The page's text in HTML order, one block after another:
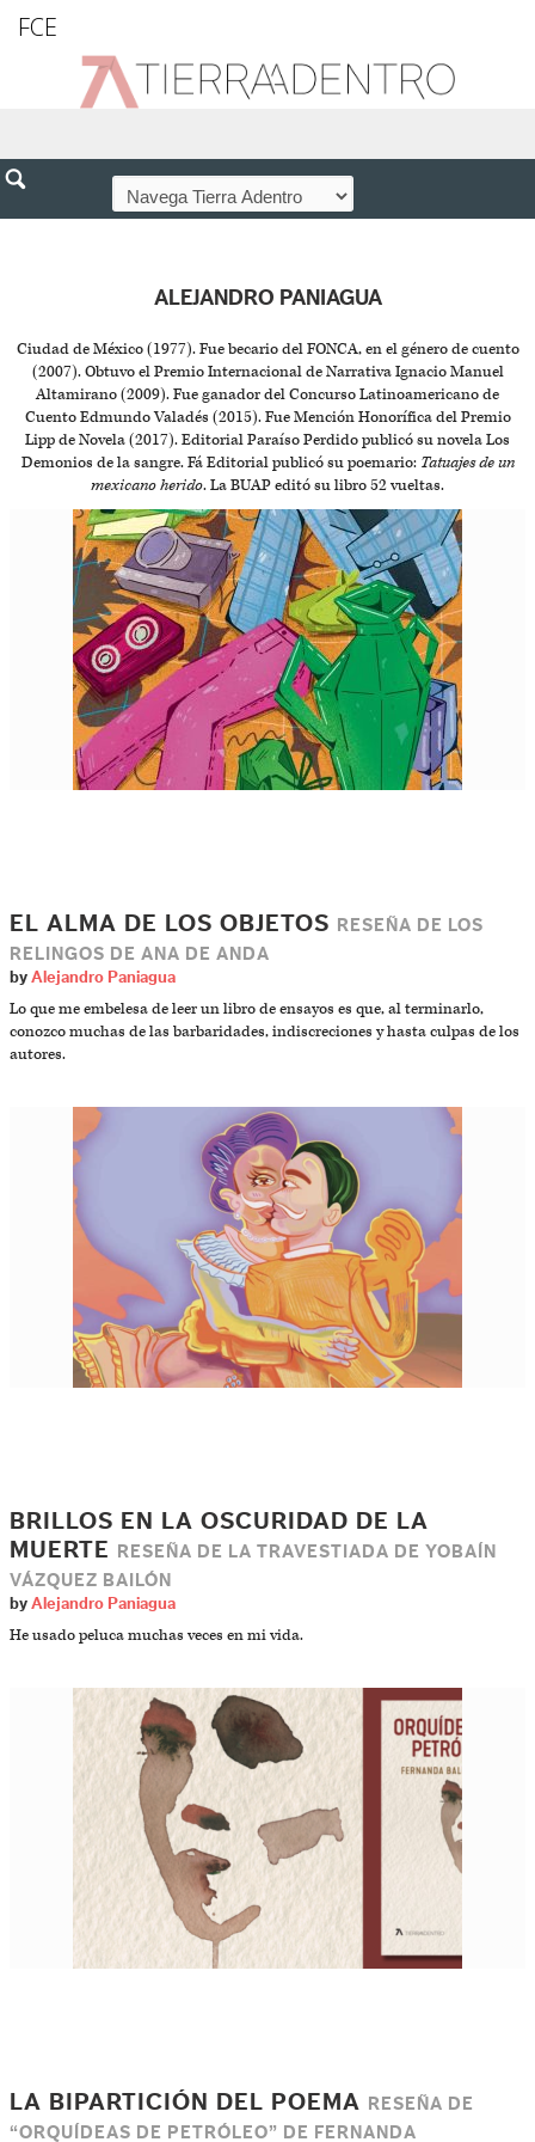
FCE
ALEJANDRO PANIAGUA
Ciudad de México (1977). Fue becario del FONCA, en el género de cuento
(2007). Obtuvo el Premio Internacional de Narrativa Ignacio Manuel
Altamirano (2009). Fue ganador del Concurso Latinoamericano de
Cuento Edmundo Valadés (2015). Fue Mención Honorífica del Premio
Lipp de Novela (2017). Editorial Paraíso Perdido publicó su novela Los
Demonios de la sangre. Fá Editorial publicó su poemario: Tatuajes de un
mexicano herido. La BUAP editó su libro 52 vueltas.
EL ALMA DE LOS OBJETOS
RESEÑA DE LOS
RELINGOS DE ANA DE ANDA
by Alejandro Paniagua
Lo que me embelesa de leer un libro de ensayos es que, al terminarlo,
conozco muchas de las barbaridades, indiscreciones y hasta culpas de los
autores.
BRILLOS EN LA OSCURIDAD DE LA
MUERTE
RESEÑA DE LA TRAVESTIADA DE YOBAÍN
VÁZQUEZ BAILÓN
by Alejandro Paniagua
He usado peluca muchas veces en mi vida.
LA BIPARTICIÓN DEL POEMA
RESEÑA DE
“ORQUÍDEAS DE PETRÓLEO” DE FERNANDA